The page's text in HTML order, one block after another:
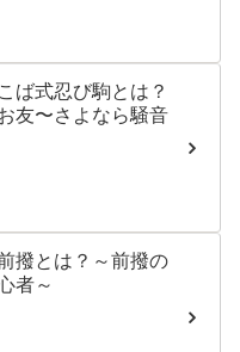
ば式忍び駒とは？
友〜さよなら騒音
撥とは？～前撥の
者～